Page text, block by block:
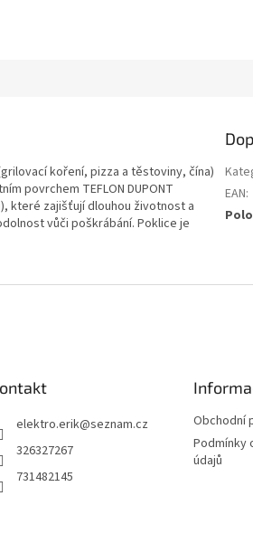
koření, pizza a těstoviny, čína)
povrchem TEFLON DUPONT
které zajišťují dlouhou životnost a
vůči poškrábání. Poklice je
EAN:
elektro.erik@seznam.cz
326327267
731482145
Obchodní
Podmínky
údajů